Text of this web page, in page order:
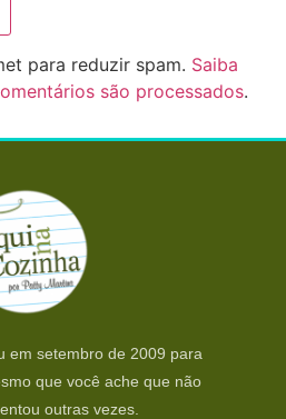
para reduzir spam. Saiba
são processados.
em setembro de 2009 para
que você ache que não
outras vezes.